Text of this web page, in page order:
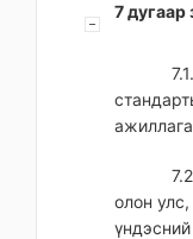
7 дугаар
олон